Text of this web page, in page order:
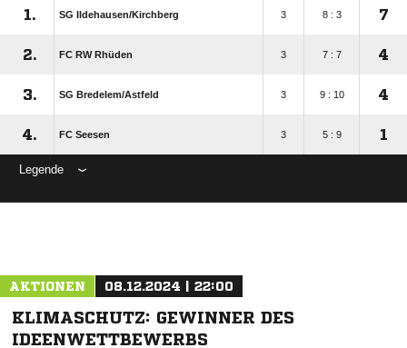
1. SG Ildehausen/​Kirchberg 3 8 : 3 7
2. FC RW Rhüden 3 7 : 7 4
3. SG Bredelem/​Astfeld 3 9 : 10 4
4. FC Seesen 3 5 : 9 1
Legende
AKTIONEN 08.12.2024 | 22:00
KLIMASCHUTZ: GEWINNER DES
IDEENWETTBEWERBS